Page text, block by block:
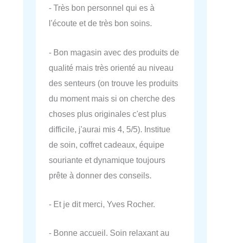
- Très bon personnel qui es à
l'écoute et de très bon soins.
- Bon magasin avec des produits de
qualité mais très orienté au niveau
des senteurs (on trouve les produits
du moment mais si on cherche des
choses plus originales c'est plus
difficile, j'aurai mis 4, 5/5). Institue
de soin, coffret cadeaux, équipe
souriante et dynamique toujours
prête à donner des conseils.
- Et je dit merci, Yves Rocher.
- Bonne accueil. Soin relaxant au